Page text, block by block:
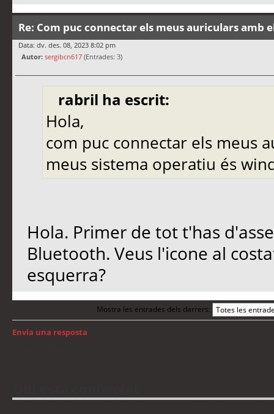
Re: Com puc connectar els meus auriculars amb
Data: dv. des. 08, 2023 8:02 pm
Autor: sergibcn617 (Entrades: 3)
rabril ha escrit:
Hola,
com puc connectar els meus
meus sistema operatiu és
Hola. Primer de tot t'has
Bluetooth. Veus l'icone al
esquerra?
Mostra les entrades dels darrers:
Envia una resposta